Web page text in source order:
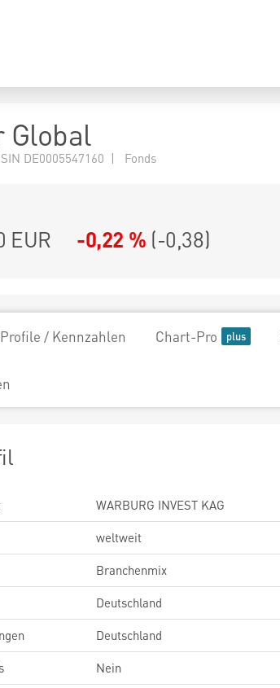
Global
DE0005547160 | Fonds
EUR -0,22 % (-0,38)
Profile / Kennzahlen Chart-Pro
WARBURG INVEST KAG
weltweit
Branchenmix
Deutschland
Deutschland
Nein